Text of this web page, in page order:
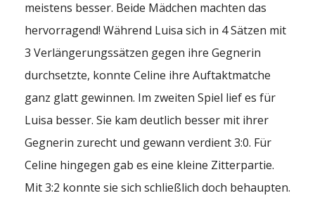
meistens besser. Beide Mädchen machten das
hervorragend! Während Luisa sich in 4 Sätzen mit
3 Verlängerungssätzen gegen ihre Gegnerin
durchsetzte, konnte Celine ihre Auftaktmatche
ganz glatt gewinnen. Im zweiten Spiel lief es für
Luisa besser. Sie kam deutlich besser mit ihrer
Gegnerin zurecht und gewann verdient 3:0. Für
Celine hingegen gab es eine kleine Zitterpartie.
Mit 3:2 konnte sie sich schließlich doch behaupten.